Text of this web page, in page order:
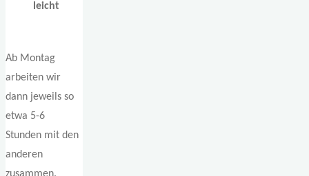
leicht
Ab Montag
arbeiten wir
dann jeweils so
etwa 5-6
Stunden mit den
anderen